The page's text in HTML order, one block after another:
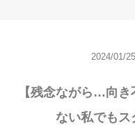
2024/01/25
【残念ながら…向
ない私でもス